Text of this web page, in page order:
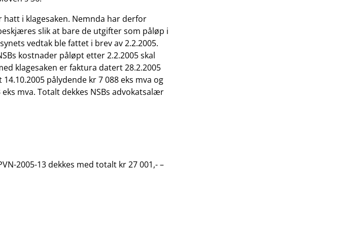
i klagesaken. Nemnda har derfor
slik at bare de utgifter som påløp i
vedtak ble fattet i brev av 2.2.2005.
kostnader påløpt etter 2.2.2005 skal
klagesaken er faktura datert 28.2.2005
pålydende kr 7 088 eks mva og
mva. Totalt dekkes NSBs advokatsalær
2005-13 dekkes med totalt kr 27 001,- –